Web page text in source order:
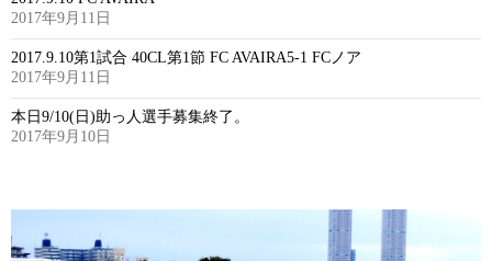
2017年9月11日
2017.9.10第1試合 40CL第1節 FC AVAIRA5-1 FCノア
2017年9月11日
本日9/10(日)助っ人選手募集終了。
2017年9月10日